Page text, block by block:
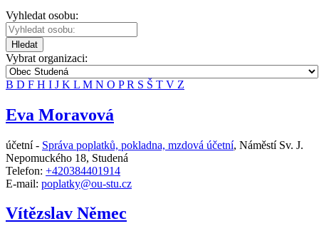
Vyhledat osobu:
Hledat
Vybrat organizaci:
B D F H I J K L M N O PR S Š T V Z
Eva Moravová
účetní - Správa poplatků, pokladna, mzdová účetní, Náměstí Sv. J.
Nepomuckého 18, Studená
Telefon: +420384401914
E-mail: poplatky@ou-stu.cz
Vítězslav Němec